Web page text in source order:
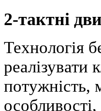
2-тактні
Технологія
реалізувати
потужність,